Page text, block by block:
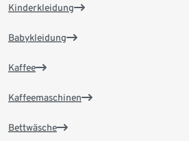
Kinderkleidung
Babykleidung
Kaffee
Kaffeemaschinen
Bettwäsche